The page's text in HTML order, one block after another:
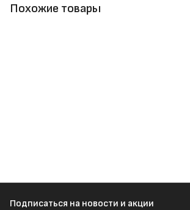
Похожие товары
Подписаться на новости и акции